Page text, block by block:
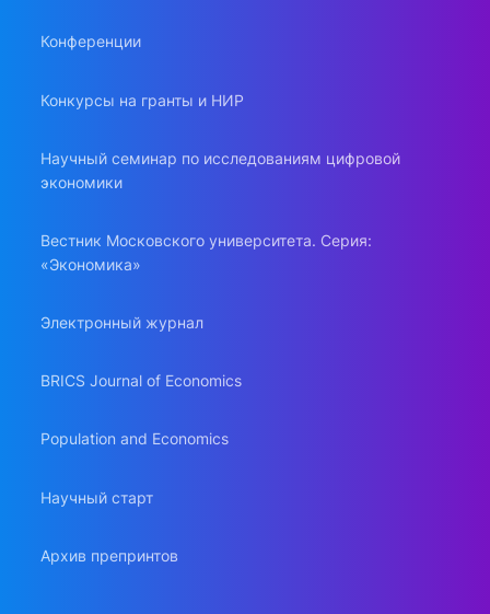
Конференции
Конкурсы на гранты и НИР
Научный семинар по исследованиям цифровой
экономики
Вестник Московского университета. Серия:
«Экономика»
Электронный журнал
BRICS Journal of Economics
Population and Economics
Научный старт
Архив препринтов